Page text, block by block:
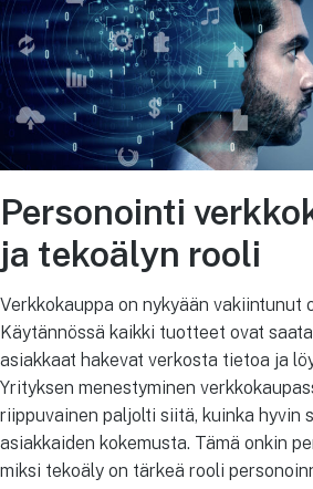
Personointi
ja tekoälyn rooli
Verkkokauppa on nykyään vakiintunut
Käytännössä kaikki tuotteet ovat
asiakkaat hakevat verkosta tietoa ja
Yrityksen menestyminen
riippuvainen paljolti siitä, kuinka hyvin
asiakkaiden kokemusta. Tämä onkin
miksi tekoäly on tärkeä rooli